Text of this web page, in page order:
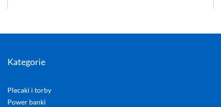
Kategorie
Plecaki i torby
Power banki